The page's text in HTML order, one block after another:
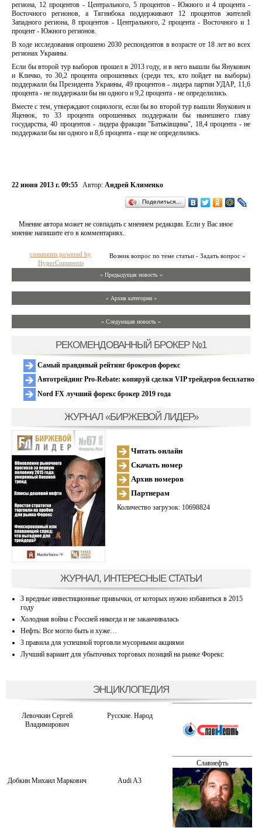
региона, 12 процентов - Центрального, 5 процентов - Южного и 4 процента -
Восточного регионов, а Тягнибока поддерживают 12 процентов жителей
Западного региона, 8 процентов - Центрального, 2 процента - Восточного и 1
процент - Южного регионов.
В ходе исследования опрошено 2030 респондентов в возрасте от 18 лет во всех
регионах Украины.
Если бы второй тур выборов прошел в 2013 году, и в него вышли бы Янукович
и Кличко, то 30,2 процента опрошенных (среди тех, кто пойдет на выборы)
поддержали бы Президента Украины, 49 процентов - лидера партии УДАР, 11,6
процента - не поддержали бы ни одного и 9,2 процента - не определились.
Вместе с тем, утверждают социологи, если бы во второй тур вышли Янукович и
Яценюк, то 33 процента опрошенных поддержали бы нынешнего главу
государства, 40 процентов - лидера фракции "Батьківщина", 18,4 процента - не
поддержали бы ни одного и 8,6 процента - еще не определились.
22 июня 2013 г. 09:55 Автор: Андрей Клименко
Поделиться…
Мнение автора может не совпадать с мнением редакции. Если у Вас иное
мнение напишите его в комментариях.
Возник вопрос по теме статьи - Задать вопрос »
comments powered by
HyperComments
« Предыдущая новость «
» Архив категории «
» Следующая новость »
РЕКОМЕНДОВАННЫЙ БРОКЕР №1
Самый правдивый рейтинг брокеров форекс
Автотрейдинг Pro-Rebate: копируй сделки VIP трейдеров бесплатно
Nord FX лучший форекс брокер 2019 года
ЖУРНАЛ «БИРЖЕВОЙ ЛИДЕР»
Читать онлайн
Скачать номер
Архив номеров
Партнерам
Количество загрузок: 10698824
ЖУРНАЛ, ИНТЕРЕСНЫЕ СТАТЬИ
3 вредные инвестиционные привычки, от которых нужно избавиться в 2015
году
Холодная война с Россией никогда и не заканчивалась
Нефть: Все могло быть и хуже…
3 правила для успешной торговли мусорными акциями
Лучший вариант для убыточных торговых позиций на рынке Форекс
ЭНЦИКЛОПЕДИЯ
Левочкин Сергей
Владимирович
Русские. Народ
Славнефть
Добкин Михаил Маркович Audi A3